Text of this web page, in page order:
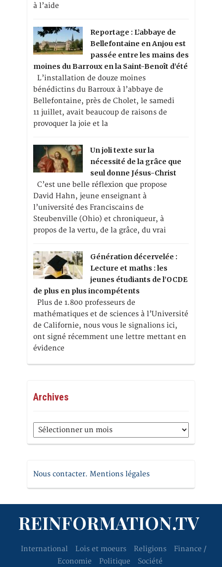
à l’aide
Reportage : L’abbaye de
Bellefontaine en Anjou est
passée entre les mains des
moines du Barroux en la Saint-Benoît d’été
L’installation de douze moines
bénédictins du Barroux à l’abbaye de
Bellefontaine, près de Cholet, le samedi
11 juillet, avait beaucoup de raisons de
provoquer la joie et la
Un joli texte sur la
nécessité de la grâce que
seul donne Jésus-Christ
C’est une belle réflexion que propose
David Hahn, jeune enseignant à
l’université des Franciscains de
Steubenville (Ohio) et chroniqueur, à
propos de la vertu, de la grâce, du vrai
Génération décervelée :
Lecture et maths : les
jeunes étudiants de l’OCDE
de plus en plus incompétents
Plus de 1.800 professeurs de
mathématiques et de sciences à l’Université
de Californie, nous vous le signalions ici,
ont signé récemment une lettre mettant en
évidence
Archives
Archives
Nous contacter. Mentions légales
REINFORMATION.TV
International Lois et moeurs Religions
Finance /
Economie
Politique Société